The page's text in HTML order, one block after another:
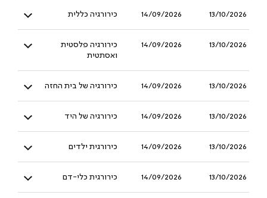
13/10/2026
14/09/2026 כירורגיה כללית
13/10/2026
14/09/2026
כירורגיה פלסטית
ואסתטית
13/10/2026
14/09/2026 כירורגיה של בית החזה
13/10/2026
14/09/2026 כירורגיה של היד
13/10/2026
14/09/2026 כירורגית ילדים
13/10/2026
14/09/2026 כירורגית כלי-דם